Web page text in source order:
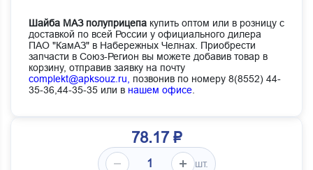
Шайба МАЗ полуприцепа купить оптом или в розницу с
доставкой по всей России у официального дилера
ПАО "КамАЗ" в Набережных Челнах. Приобрести
запчасти в Союз-Регион вы можете добавив товар в
корзину, отправив заявку на почту
complekt@apksouz.ru,
позвонив по номеру 8(8552) 44-
35-36,44-35-35 или в нашем офисе
78.17 ₽
шт.